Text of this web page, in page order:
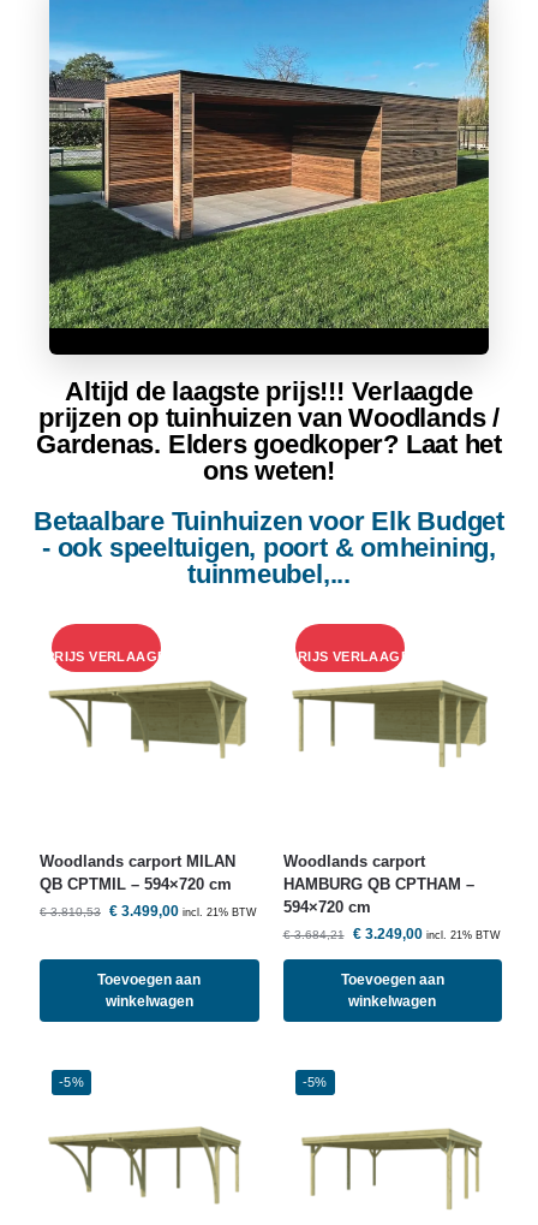
Altijd de laagste prijs!!! Verlaagde
prijzen op tuinhuizen vanWoodlands/
Gardenas. Elders goedkoper? Laat het
ons weten!
Betaalbare Tuinhuizen voor Elk Budget
- ook speeltuigen, poort & omheining,
tuinmeubel,...
Woodlands carport MILAN
QB CPTMIL – 594×720 cm
€3.810,53 € 3.499,00 incl. 21% BTW
Toevoegen aan
winkelwagen
Woodlandscarport
HAMBURG QB CPTHAM –
594×720 cm
€3.684,21 €3.249,00 incl. 21% BTW
Toevoegen aan
winkelwagen
-5% -5%